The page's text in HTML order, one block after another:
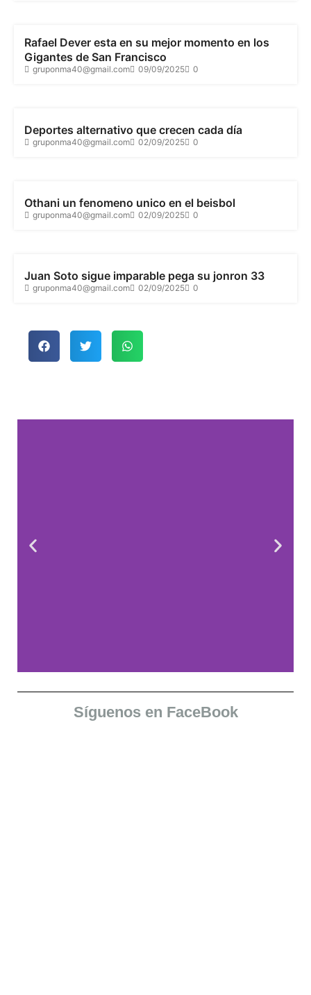
Rafael Dever esta en su mejor momento en los
Gigantes de San Francisco
gruponma40@gmail.com 09/09/2025
0
Deportes alternativo que crecen cada día
gruponma40@gmail.com 02/09/2025
0
Othani un fenomeno unico en el beisbol
gruponma40@gmail.com 02/09/2025
0
Juan Soto sigue imparable pega su jonron 33
gruponma40@gmail.com 02/09/2025 0
Aquí
Síguenos en FaceBook